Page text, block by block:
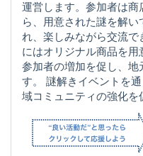
運営します。参加者は
ら、用意された謎を解
れ、楽しみながら交流
にはオリジナル商品を用
参加者の増加を促し、地
す。 謎解きイベントを
域コミュニティの強化を